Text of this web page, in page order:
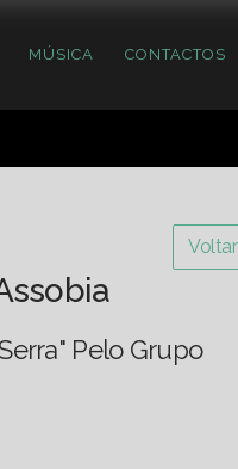
MÚSICA CONTACTOS
Voltar
Pelo Grupo